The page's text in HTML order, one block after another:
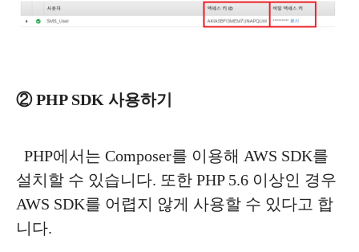
② PHP SDK 사용하기
PHP에서는 Composer를 이용해 AWS SDK를
설치할 수 있습니다. 또한 PHP 5.6 이상인 경우
AWS SDK를 어렵지 않게 사용할 수 있다고 합
니다.